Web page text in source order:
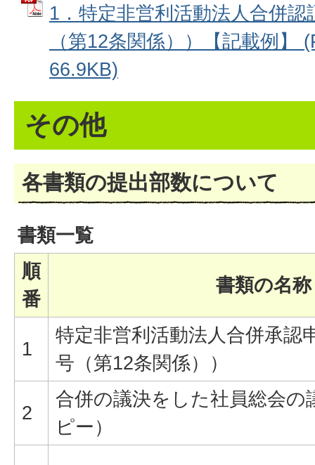
1．特定非営利活動法人合併
（第12条関係））【記載例】
66.9KB)
その他
各書類の提出部数について
書類一覧
順
番
書類の名称
1
特定非営利活動法人合併承認
号（第12条関係））
2
合併の議決をした社員総会の
ピー）